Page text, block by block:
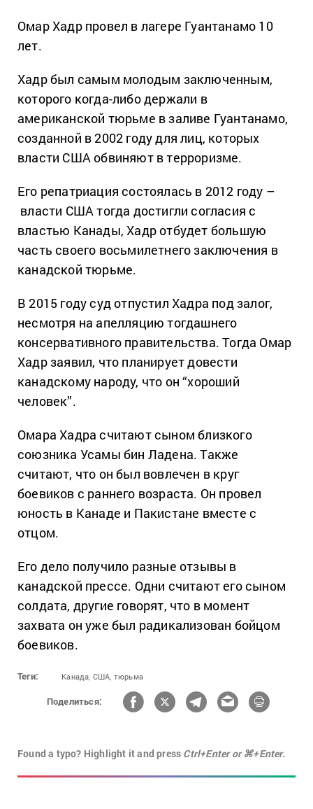
Омар Хадр провел в лагере Гуантанамо 10
лет.
Хадр был самым молодым заключенным,
которого когда-либо держали в
американской тюрьме в заливе Гуантанамо,
созданной в 2002 году для лиц, которых
власти США обвиняют в терроризме.
Его репатриация состоялась в 2012 году –
власти США тогда достигли согласия с
властью Канады, Хадр отбудет большую
часть своего восьмилетнего заключения в
канадской тюрьме.
В 2015 году суд отпустил Хадра под залог,
несмотря на апелляцию тогдашнего
консервативного правительства. Тогда Омар
Хадр заявил, что планирует довести
канадскому народу, что он “хороший
человек”.
Омара Хадра считают сыном близкого
союзника Усамы бин Ладена. Также
считают, что он был вовлечен в круг
боевиков с раннего возраста. Он провел
юность в Канаде и Пакистане вместе с
отцом.
Его дело получило разные отзывы в
канадской прессе. Одни считают его сыном
солдата, другие говорят, что в момент
захвата он уже был радикализован бойцом
боевиков.
Теги: Канада, США, тюрьма
Поделиться:
Found a typo? Highlight it and press Ctrl+Enter or ⌘+Enter.